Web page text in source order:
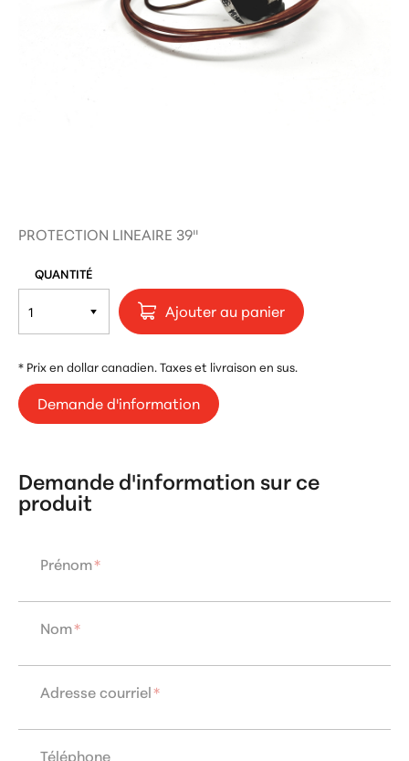
PROTECTION LINEAIRE 39''
QUANTITÉ
Ajouter au panier
* Prix en dollar canadien. Taxes et livraison en sus.
Demande d'information
Demande d'information sur ce
produit
Prénom*
Nom*
Adresse courriel*
Téléphone